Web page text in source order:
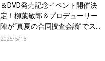
＆DVD発売記念イベント開催決
定！柳葉敏郎＆プロデューサー
陣が“真夏の合同捜査会議”でス
ペシャルトーク予定！
2025/5/13